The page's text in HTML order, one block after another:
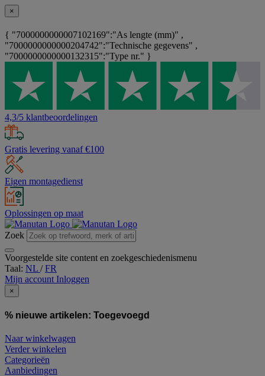
×
{ "7000000000007102169":"As lengte (mm)" ,
"7000000000000204742":"Technische gegevens" ,
"7000000000000132315":"Type nr." }
4,3/5 klantbeoordelingen
Gratis levering vanaf €100
Eigen montagedienst
Oplossingen op maat
Zoek
Voorgestelde site content en zoekgeschiedenismenu
Taal: NL /FR
Mijn account Inloggen
×
% nieuwe artikelen: Toegevoegd
Naar winkelwagen
Verder winkelen
Categorieën
Aanbiedingen